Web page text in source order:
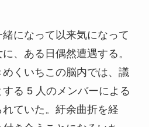
になって以来気になって
、ある日偶然遭遇する。
めくいちこの脳内では、議
る 5 人のメンバーによる
ていた。紆余曲折を経